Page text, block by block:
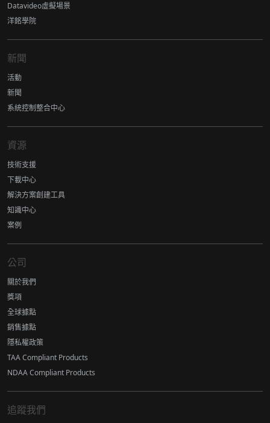
Datavideo虛擬場景
洋銘學院
新聞
活動
新聞
系統控制整合中心
資源
技術支援
下載中心
解決方案創建工具
知識中心
案例
公司
關於我們
獎項
全球據點
銷售據點
隱私權政策
TAA Compliant Products
NDAA Compliant Products
追蹤我們